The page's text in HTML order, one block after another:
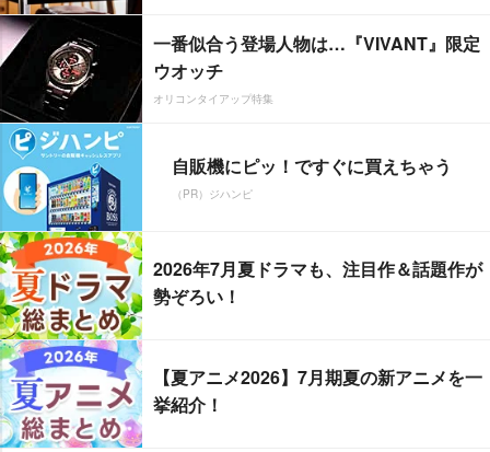
一番似合う登場人物は…『VIVANT』限定
ウオッチ
オリコンタイアップ特集
自販機にピッ！ですぐに買えちゃう
（PR）ジハンピ
2026年7月夏ドラマも、注目作＆話題作が
勢ぞろい！
【夏アニメ2026】7月期夏の新アニメを一
挙紹介！